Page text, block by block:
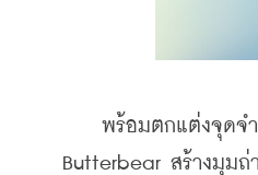
พร้อมตกแต่งจุดจำห
Butterbear สร้างมุมถ่